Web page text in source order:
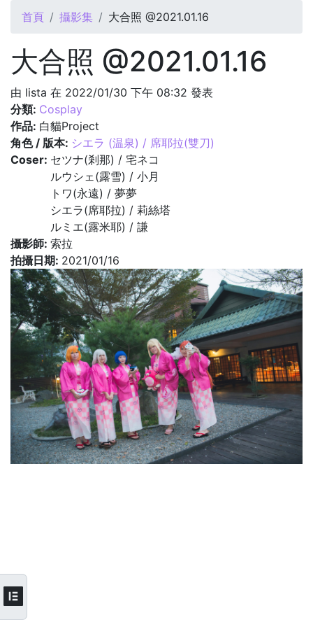
您在這裡
首頁 攝影集 大合照 @2021.01.16
大合照 @2021.01.16
由 lista 在 2022/01/30 下午 08:32 發表
分類: Cosplay
作品: 白貓Project
角色 / 版本: シエラ (温泉) / 席耶拉(雙刀)
Coser: セツナ(剎那) / 宅ネコ
ルウシェ(露雪) / 小月
トワ(永遠) / 夢夢
シエラ(席耶拉) / 莉絲塔
ルミエ(露米耶) / 謙
攝影師: 索拉
拍攝日期: 2021/01/16